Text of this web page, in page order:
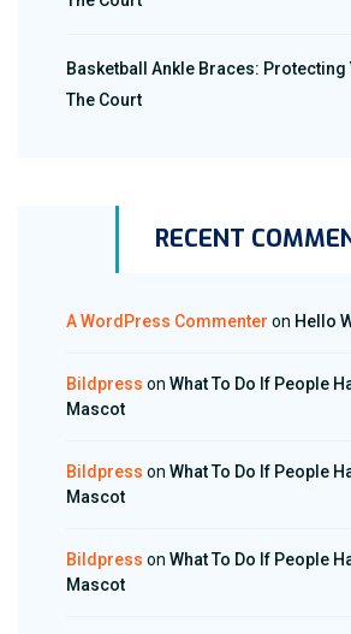
Basketball Ankle Braces: Protecting
The Court
RECENT
A WordPress Commenter on Hello
Bildpress on What To Do If People
Mascot
Bildpress on What To Do If People
Mascot
Bildpress on What To Do If People
Mascot